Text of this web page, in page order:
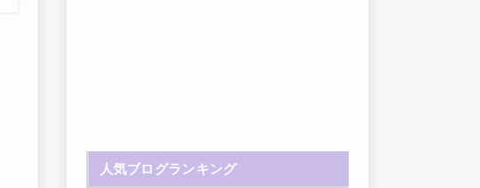
人気ブログランキング